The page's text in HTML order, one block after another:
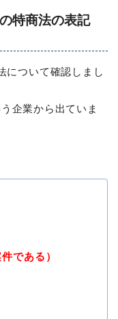
特商法の表記
について確認しまし
企業から出ていま
である）